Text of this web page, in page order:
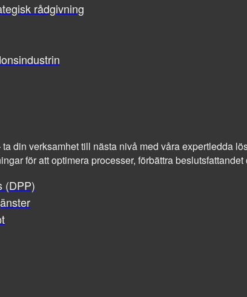
rådgivning
din verksamhet till nästa nivå med våra expertledda
för att optimera processer, förbättra
(DPP)